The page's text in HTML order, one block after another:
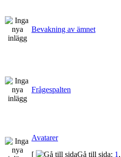
Bevakning av ämnet
Frågespalten
Avatarer
[
Gå till sida: 1 ,